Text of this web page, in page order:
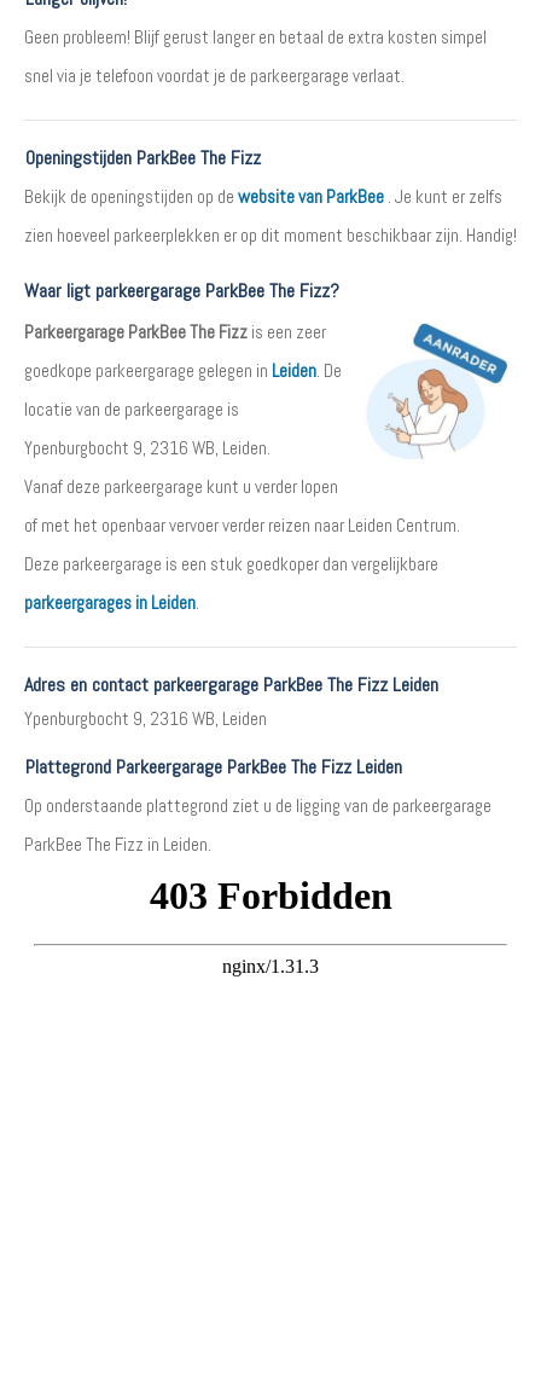
Geen probleem! Blijf gerust langer en betaal de extra kosten simpel
snel via je telefoon voordat je de parkeergarage verlaat.
Openingstijden ParkBee The Fizz
Bekijk de openingstijden op de website van ParkBee . Je kunt er zelfs
zien hoeveel parkeerplekken er op dit moment beschikbaar zijn. Handig!
Waar ligt parkeergarage ParkBee The Fizz?
Parkeergarage ParkBee The Fizz is een zeer
goedkope parkeergarage gelegen in Leiden. De
locatie van de parkeergarage is
Ypenburgbocht 9, 2316 WB, Leiden.
Vanaf deze parkeergarage kunt u verder lopen
of met het openbaar vervoer verder reizen naar Leiden Centrum.
Deze parkeergarage is een stuk goedkoper dan vergelijkbare
parkeergarages in Leiden.
Adres en contact parkeergarage ParkBee The Fizz Leiden
Ypenburgbocht 9, 2316 WB, Leiden
Plattegrond Parkeergarage ParkBee The Fizz Leiden
Op onderstaande plattegrond ziet u de ligging van de parkeergarage
ParkBee The Fizz in Leiden.